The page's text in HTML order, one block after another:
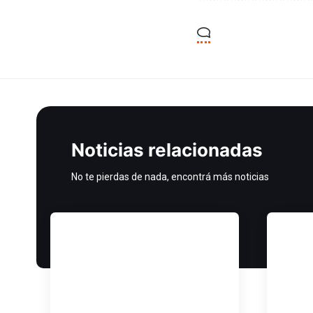
Noticias relacionadas
No te pierdas de nada, encontrá más noticias